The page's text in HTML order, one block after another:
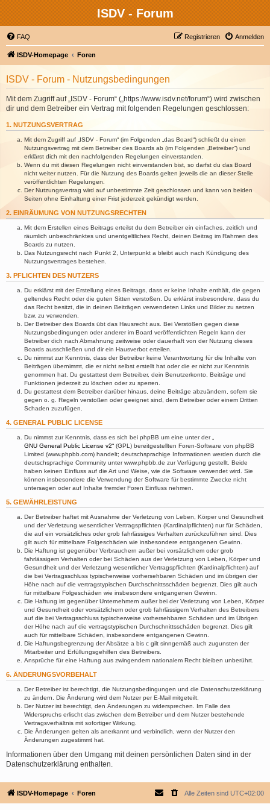
ISDV - Forum
FAQ Anmelden
Registrieren
ISDV-Homepage Foren
ISDV - Forum - Nutzungsbedingungen
Mit dem Zugriff auf „ISDV - Forum“ („https://www.isdv.net/forum“) wird zwischen
dir und dem Betreiber ein Vertrag mit folgenden Regelungen geschlossen:
1. NUTZUNGSVERTRAG
Mit dem Zugriff auf „ISDV - Forum“ (im Folgenden „das Board“) schließt du einen
Nutzungsvertrag mit dem Betreiber des Boards ab (im Folgenden „Betreiber“) und
erklärst dich mit den nachfolgenden Regelungen einverstanden.
Wenn du mit diesen Regelungen nicht einverstanden bist, so darfst du das Board
nicht weiter nutzen. Für die Nutzung des Boards gelten jeweils die an dieser Stelle
veröffentlichten Regelungen.
Der Nutzungsvertrag wird auf unbestimmte Zeit geschlossen und kann von beiden
Seiten ohne Einhaltung einer Frist jederzeit gekündigt werden.
2. EINRÄUMUNG VON NUTZUNGSRECHTEN
Mit dem Erstellen eines Beitrags erteilst du dem Betreiber ein einfaches, zeitlich und
räumlich unbeschränktes und unentgeltliches Recht, deinen Beitrag im Rahmen des
Boards zu nutzen.
Das Nutzungsrecht nach Punkt 2, Unterpunkt a bleibt auch nach Kündigung des
Nutzungsvertrages bestehen.
3. PFLICHTEN DES NUTZERS
Du erklärst mit der Erstellung eines Beitrags, dass er keine Inhalte enthält, die gegen
geltendes Recht oder die guten Sitten verstoßen. Du erklärst insbesondere, dass du
das Recht besitzt, die in deinen Beiträgen verwendeten Links und Bilder zu setzen
bzw. zu verwenden.
Der Betreiber des Boards übt das Hausrecht aus. Bei Verstößen gegen diese
Nutzungsbedingungen oder anderer im Board veröffentlichten Regeln kann der
Betreiber dich nach Abmahnung zeitweise oder dauerhaft von der Nutzung dieses
Boards ausschließen und dir ein Hausverbot erteilen.
Du nimmst zur Kenntnis, dass der Betreiber keine Verantwortung für die Inhalte von
Beiträgen übernimmt, die er nicht selbst erstellt hat oder die er nicht zur Kenntnis
genommen hat. Du gestattest dem Betreiber, dein Benutzerkonto, Beiträge und
Funktionen jederzeit zu löschen oder zu sperren.
Du gestattest dem Betreiber darüber hinaus, deine Beiträge abzuändern, sofern sie
gegen o. g. Regeln verstoßen oder geeignet sind, dem Betreiber oder einem Dritten
Schaden zuzufügen.
4. GENERAL PUBLIC LICENSE
Du nimmst zur Kenntnis, dass es sich bei phpBB um eine unter der „
GNU General Public License v2“ (GPL) bereitgestellten Foren-Software von phpBB
Limited (www.phpbb.com) handelt; deutschsprachige Informationen werden durch die
deutschsprachige Community unter www.phpbb.de zur Verfügung gestellt. Beide
haben keinen Einfluss auf die Art und Weise, wie die Software verwendet wird. Sie
können insbesondere die Verwendung der Software für bestimmte Zwecke nicht
untersagen oder auf Inhalte fremder Foren Einfluss nehmen.
5. GEWÄHRLEISTUNG
Der Betreiber haftet mit Ausnahme der Verletzung von Leben, Körper und Gesundheit
und der Verletzung wesentlicher Vertragspflichten (Kardinalpflichten) nur für Schäden,
die auf ein vorsätzliches oder grob fahrlässiges Verhalten zurückzuführen sind. Dies
gilt auch für mittelbare Folgeschäden wie insbesondere entgangenen Gewinn.
Die Haftung ist gegenüber Verbrauchern außer bei vorsätzlichem oder grob
fahrlässigem Verhalten oder bei Schäden aus der Verletzung von Leben, Körper und
Gesundheit und der Verletzung wesentlicher Vertragspflichten (Kardinalpflichten) auf
die bei Vertragsschluss typischerweise vorhersehbaren Schäden und im übrigen der
Höhe nach auf die vertragstypischen Durchschnittsschäden begrenzt. Dies gilt auch
für mittelbare Folgeschäden wie insbesondere entgangenen Gewinn.
Die Haftung ist gegenüber Unternehmern außer bei der Verletzung von Leben, Körper
und Gesundheit oder vorsätzlichem oder grob fahrlässigem Verhalten des Betreibers
auf die bei Vertragsschluss typischerweise vorhersehbaren Schäden und im Übrigen
der Höhe nach auf die vertragstypischen Durchschnittsschäden begrenzt. Dies gilt
auch für mittelbare Schäden, insbesondere entgangenen Gewinn.
Die Haftungsbegrenzung der Absätze a bis c gilt sinngemäß auch zugunsten der
Mitarbeiter und Erfüllungsgehilfen des Betreibers.
Ansprüche für eine Haftung aus zwingendem nationalem Recht bleiben unberührt.
6. ÄNDERUNGSVORBEHALT
Der Betreiber ist berechtigt, die Nutzungsbedingungen und die Datenschutzerklärung
zu ändern. Die Änderung wird dem Nutzer per E-Mail mitgeteilt.
Der Nutzer ist berechtigt, den Änderungen zu widersprechen. Im Falle des
Widerspruchs erlischt das zwischen dem Betreiber und dem Nutzer bestehende
Vertragsverhältnis mit sofortiger Wirkung.
Die Änderungen gelten als anerkannt und verbindlich, wenn der Nutzer den
Änderungen zugestimmt hat.
Informationen über den Umgang mit deinen persönlichen Daten sind in der
Datenschutzerklärung enthalten.
ISDV-Homepage Foren Alle Zeiten sind UTC+02:00